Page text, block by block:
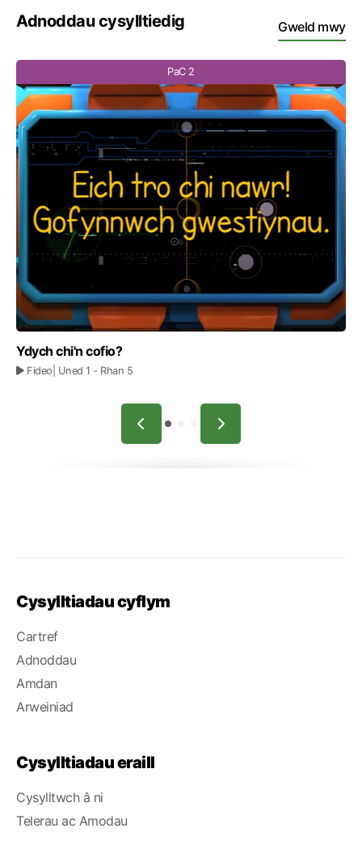
Adnoddau cysylltiedig Gweld mwy
PaC 2
Ydych chi'n cofio?
Fideo | Uned 1 - Rhan 5
Cysylltiadau cyflym
Cartref
Adnoddau
Amdan
Arweiniad
Cysylltiadau eraill
Cysylltwch â ni
Telerau ac Amodau